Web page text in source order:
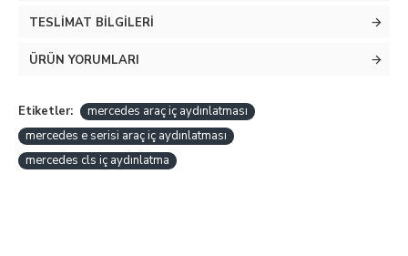
TESLIMAT BILGILERI
ÜRÜN YORUMLARI
Etiketler:
mercedes araç iç aydınlatması
mercedes e serisi araç iç aydınlatması
mercedes cls iç aydınlatma